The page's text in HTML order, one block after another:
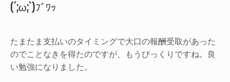
(´;ω;`)ﾌﾞﾜｯ
たまたま支払いのタイミングで大口の報酬受取があった
のでことなきを得たのですが、もうびっくりですね。良
い勉強になりました。